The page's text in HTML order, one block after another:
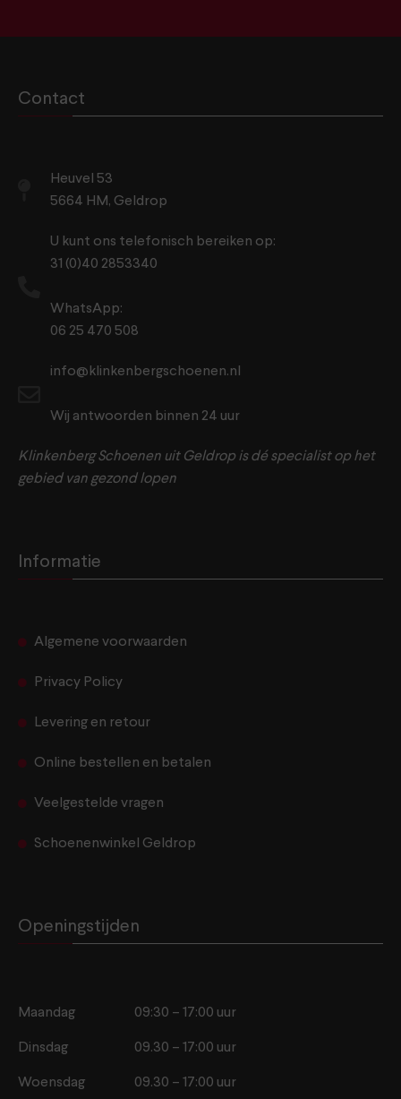
Contact
Heuvel 53
5664 HM, Geldrop
U kunt ons telefonisch bereiken op:
31 (0)40 2853340
WhatsApp:
06 25 470 508
info@klinkenbergschoenen.nl
Wij antwoorden binnen 24 uur
Klinkenberg Schoenen uit Geldrop is dé specialist op het
gebied van gezond lopen
Informatie
Algemene voorwaarden
Privacy Policy
Levering en retour
Online bestellen en betalen
Veelgestelde vragen
Schoenenwinkel Geldrop
Openingstijden
Maandag 09:30 – 17:00 uur
Dinsdag 09.30 – 17:00 uur
Woensdag 09.30 – 17:00 uur